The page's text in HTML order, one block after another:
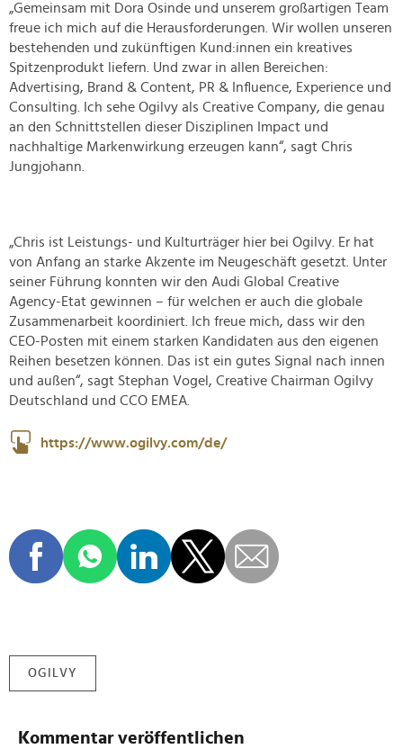
„Gemeinsam mit Dora Osinde und unserem großartigen Team
freue ich mich auf die Herausforderungen. Wir wollen unseren
bestehenden und zukünftigen Kund:innen ein kreatives
Spitzenprodukt liefern. Und zwar in allen Bereichen:
Advertising, Brand & Content, PR & Influence, Experience und
Consulting. Ich sehe Ogilvy als Creative Company, die genau
an den Schnittstellen dieser Disziplinen Impact und
nachhaltige Markenwirkung erzeugen kann“, sagt Chris
Jungjohann.
„Chris ist Leistungs- und Kulturträger hier bei Ogilvy. Er hat
von Anfang an starke Akzente im Neugeschäft gesetzt. Unter
seiner Führung konnten wir den Audi Global Creative
Agency-Etat gewinnen – für welchen er auch die globale
Zusammenarbeit koordiniert. Ich freue mich, dass wir den
CEO-Posten mit einem starken Kandidaten aus den eigenen
Reihen besetzen können. Das ist ein gutes Signal nach innen
und außen“, sagt Stephan Vogel, Creative Chairman Ogilvy
Deutschland und CCO EMEA.
https://www.ogilvy.com/de/
OGILVY
Kommentar veröffentlichen